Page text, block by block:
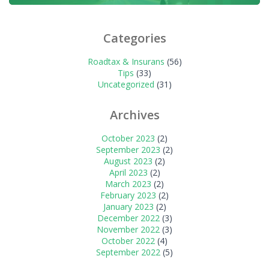
Categories
Roadtax & Insurans (56)
Tips (33)
Uncategorized (31)
Archives
October 2023 (2)
September 2023 (2)
August 2023 (2)
April 2023 (2)
March 2023 (2)
February 2023 (2)
January 2023 (2)
December 2022 (3)
November 2022 (3)
October 2022 (4)
September 2022 (5)